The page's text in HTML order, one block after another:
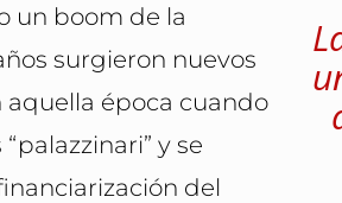
un boom de la
surgieron nuevos
aquella época cuando
y se
del